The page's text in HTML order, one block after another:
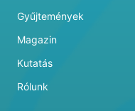
Gyűjtemények
Magazin
Kutatás
Rólunk